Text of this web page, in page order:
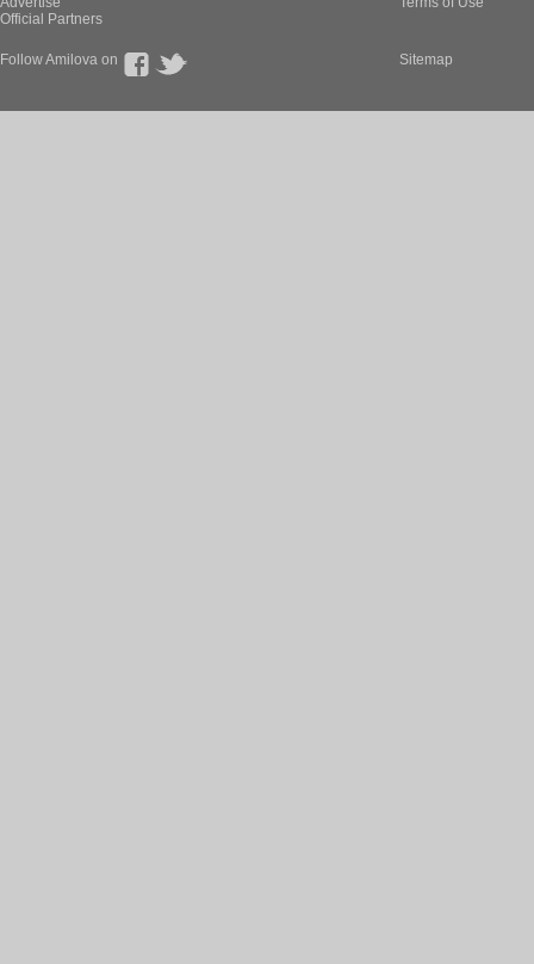
Official Partners
Follow Amilova on Sitemap